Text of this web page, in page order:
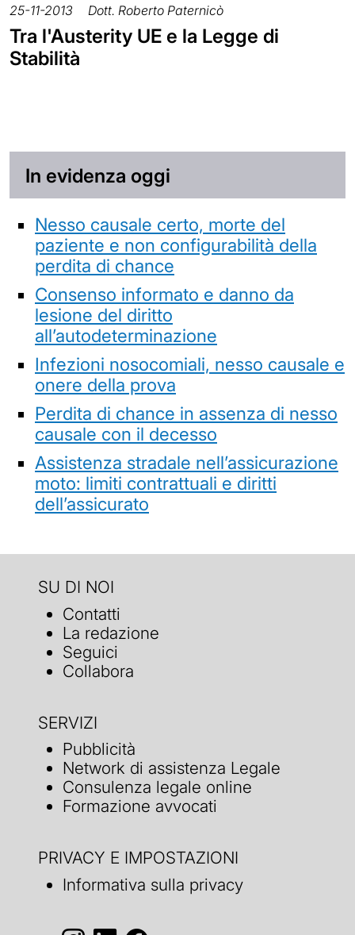
25-11-2013 Dott. Roberto Paternicò
Tra l'Austerity UE e la Legge di
Stabilità
In evidenza oggi
Nesso causale certo, morte del
paziente e non configurabilità della
perdita di chance
Consenso informato e danno da
lesione del diritto
all’autodeterminazione
Infezioni nosocomiali, nesso causale e
onere della prova
Perdita di chance in assenza di nesso
causale con il decesso
Assistenza stradale nell’assicurazione
moto: limiti contrattuali e diritti
dell’assicurato
SU DI NOI
Contatti
La redazione
Seguici
Collabora
SERVIZI
Pubblicità
Network di assistenza Legale
Consulenza legale online
Formazione avvocati
PRIVACY E IMPOSTAZIONI
Informativa sulla privacy